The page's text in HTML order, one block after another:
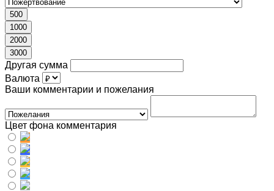
500
1000
2000
3000
Другая сумма
Валюта
Ваши комментарии и пожелания
Цвет фона комментария